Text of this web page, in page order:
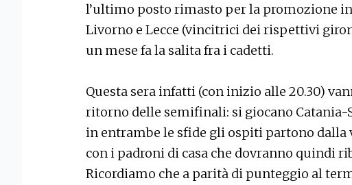
l’ultimo posto rimasto per la promozione in
Livorno e Lecce (vincitrici dei rispettivi
un mese fa la salita fra i cadetti.
Questa sera infatti (con inizio alle 20.30)
ritorno delle semifinali: si giocano Catania-
in entrambe le sfide gli ospiti partono dalla
con i padroni di casa che dovranno quindi
Ricordiamo che a parità di punteggio al